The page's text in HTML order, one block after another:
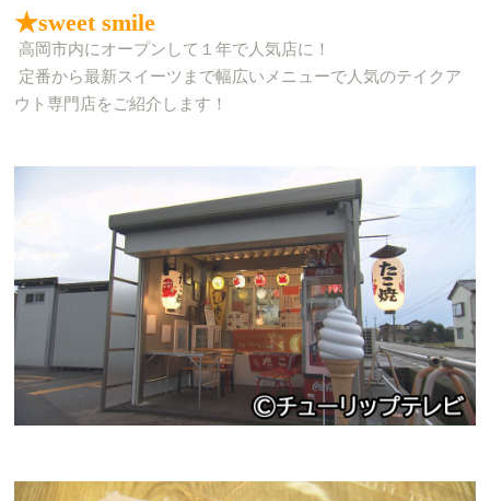
★sweet smile
高岡市内にオープンして１年で人気店に！
定番から最新スイーツまで幅広いメニューで人気のテイクア
ウト専門店をご紹介します！